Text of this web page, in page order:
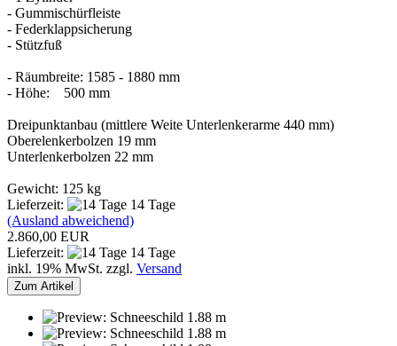
- Gummischürfleiste
- Federklappsicherung
- Stützfuß
- Räumbreite: 1585 - 1880 mm
- Höhe: 500 mm
Dreipunktanbau (mittlere Weite Unterlenkerarme 440 mm)
Oberelenkerbolzen 19 mm
Unterlenkerbolzen 22 mm
Gewicht: 125 kg
Lieferzeit:
14 Tage
(Ausland abweichend)
2.860,00 EUR
Lieferzeit:
14 Tage
inkl. 19% MwSt. zzgl. Versand
Zum Artikel